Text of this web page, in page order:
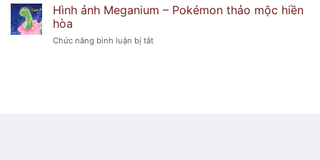
băng
lẽo
Staryu
Pokémon
Hình ảnh Meganium – Pokémon thảo mộc hiền
hòa
Chức năng bình luận bị tắtở